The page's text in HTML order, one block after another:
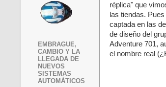
réplica" que
las tiendas.
captada en las
de diseño del
Adventure 701,
el nombre real
EMBRAGUE,
CAMBIO Y LA
LLEGADA DE
NUEVOS
SISTEMAS
AUTOMÁTICOS